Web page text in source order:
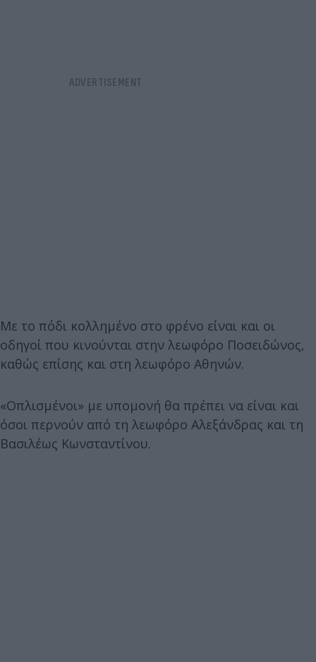
Με το πόδι κολλημένο στο φρένο είναι και οι
οδηγοί που κινούνται στην λεωφόρο Ποσειδώνος,
καθώς επίσης και στη λεωφόρο Αθηνών.
«Οπλισμένοι» με υπομονή θα πρέπει να είναι και
όσοι περνούν από τη λεωφόρο Αλεξάνδρας και τη
Βασιλέως Κωνσταντίνου.